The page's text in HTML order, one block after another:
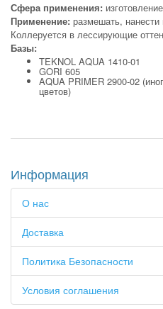
Сфера применения:
Применение: размешать,
Коллеруется в лессирующие
Базы:
TEKNOL AQUA 1410-01
GORI 605
AQUA PRIMER 2900-02
цветов)
Информация
О нас
Доставка
Политика Безопасности
Условия соглашения